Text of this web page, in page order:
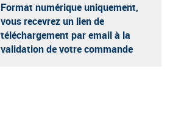
Format numérique uniquement,
vous recevrez un lien de
téléchargement par email à la
validation de votre commande